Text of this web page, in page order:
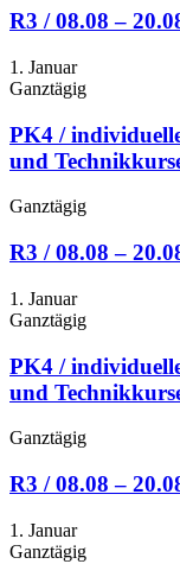
R3 / 08.08 –
1. Januar
Ganztägig
PK4 /
und
Ganztägig
R3 / 08.08 –
1. Januar
Ganztägig
PK4 /
und
Ganztägig
R3 / 08.08 –
1. Januar
Ganztägig